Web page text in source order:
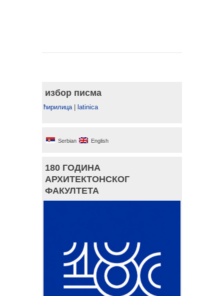
избор писма
ћирилица| latinica
Serbian English
180 ГОДИНА
АРХИТЕКТОНСКОГ
ФАКУЛТЕТА